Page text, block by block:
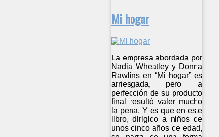
Mi hogar
La empresa abordada por
Nadia Wheatley y Donna
Rawlins en “Mi hogar” es
arriesgada, pero la
perfección de su producto
final resultó valer mucho
la pena. Y es que en este
libro, dirigido a niños de
unos cinco años de edad,